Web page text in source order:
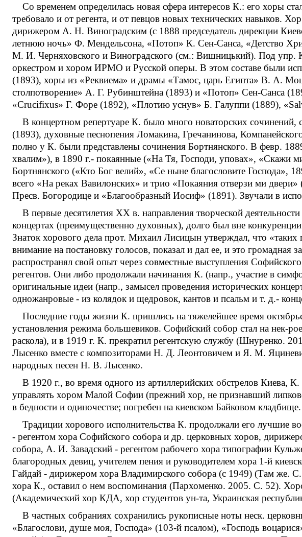
Со временем определилась новая сфера интересов К.: его хоры
требовало и от регента, и от певцов новых технических навыков.
дирижером А. Н. Виноградским (с 1888 председатель дирекции
летнюю ночь» Ф. Мендельсона, «Потоп» К. Сен-Санса, «Детство
М. И. Черняховского и Виноградского (см.: Вишницький). Под упр.
оркестром и хором ИРМО и Русской оперы. В этом составе были
(1893), хоры из «Реквиема» и драмы «Тамос, царь Египта» В. А.
столпотворение» А. Г. Рубинштейна (1893) и «Потоп» Сен-Санса
«Crucifixus» Г. Форе (1892), «Плотию уснув» Б. Галуппи (1889),
В концертном репертуаре К. было много новаторских
(1893), духовные песнопения Ломакина, Гречанинова,
полно у К. были представлены сочинения Бортнянского. В февр.
хвалим»), в 1890 г.- покаянные («На Тя, Господи, уповах», «Скажи
Бортнянского («Кто Бог велий», «Се ныне благословите
всего «На реках Вавилонских» и трио «Покаяния отверзи ми
Пресв. Богородице и «Благообразный Иосиф» (1891). Звучали в
В первые десятилетия ХХ в. направления творческой
концертах (преимущественно духовных), долго был вне
Знаток хорового дела прот. Михаил Лисицын утверждал, что
внимание на постановку голосов, показал и дал ее, и это
распространял свой опыт через совместные выступления
регентов. Они либо продолжали начинания К. (напр., участие в
оригинальные идеи (напр., замысел проведения исторических
одножанровые - из колядок и щедровок, кантов и псальм и т. д.-
Последние годы жизни К. пришлись на тяжелейшее время
установления режима большевиков. Софийский собор стал на нек-
раскола), и в 1919 г. К. прекратил регентскую службу (Шнуренко.
Лысенко вместе с композиторами Н. Д. Леонтовичем и Я. М.
народных песен Н. В. Лысенко.
В 1920 г., во время одного из артиллерийских обстрелов Киева,
управлять хором Малой Софии (прежний хор, не признавший
в бедности и одиночестве; погребен на киевском Байковом кладбище.
Традиции хорового исполнительства К. продолжали его лучшие
- регентом хора Софийского собора и др. церковных хоров,
собора, А. И. Завадский - регентом рабочего хора типографии
благородных девиц, учителем пения и руководителем хора 1-й
Гайдай - дирижером хора Владимирского собора (с 1949) (Там же.
хора К., оставил о нем воспоминания (Пархоменко. 2005. С. 52).
(Академический хор КДА, хор студентов ун-та, Украинская
В частных собраниях сохранились рукописные ноты неск.
«Благослови, душе моя, Господа» (103-й псалом), «Господь